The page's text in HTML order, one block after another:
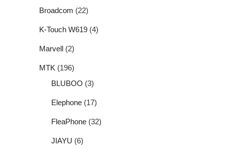
Broadcom (22)
K-Touch W619 (4)
Marvell (2)
MTK (196)
BLUBOO (3)
Elephone (17)
FleaPhone (32)
JIAYU (6)